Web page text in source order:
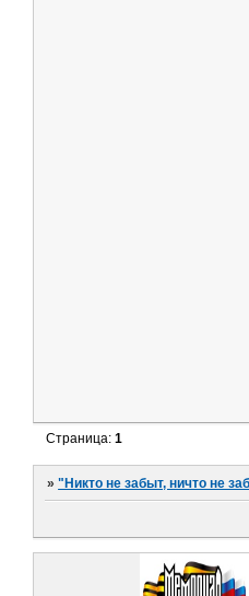
Страница:1
»"Никто не забыт, ничто не